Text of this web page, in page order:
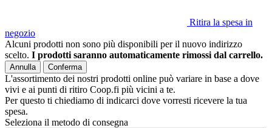
Ritira la spesa in
negozio
Alcuni prodotti non sono più disponibili per il nuovo indirizzo
scelto. I prodotti saranno automaticamente rimossi dal carrello.
Annulla Conferma
L'assortimento dei nostri prodotti online può variare in base a dove
vivi e ai punti di ritiro Coop.fi più vicini a te.
Per questo ti chiediamo di indicarci dove vorresti ricevere la tua
spesa.
Seleziona il metodo di consegna